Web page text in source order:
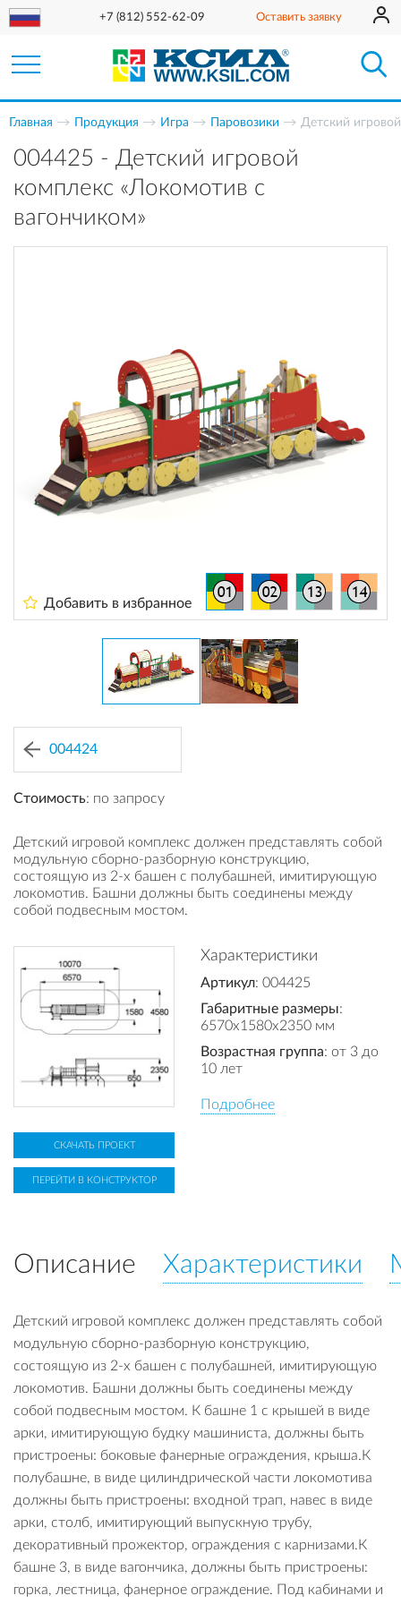
+7 (812) 552-62-09 Оставить заявку
Главная Продукция Игра Паровозики Детский
004425 - Детский игровой
комплекс «Локомотив c
вагончиком»
Добавить в избранное
004424
Стоимость: по запросу
Детский игровой комплекс должен представлять собой
модульную сборно-разборную конструкцию,
состоящую из 2-х башен с полубашней, имитирующую
локомотив. Башни должны быть соединены между
собой подвесным мостом.
Характеристики
Артикул: 004425
Габаритные размеры:
6570x1580x2350 мм
Возрастная группа: от 3 до
10 лет
Подробнее
СКАЧАТЬ ПРОЕКТ
ПЕРЕЙТИ В КОНСТРУКТОР
Описание Характеристики
Детский игровой комплекс должен представлять собой
модульную сборно-разборную конструкцию,
состоящую из 2-х башен с полубашней, имитирующую
локомотив. Башни должны быть соединены между
собой подвесным мостом. К башне 1 с крышей в виде
арки, имитирующую будку машиниста, должны быть
пристроены: боковые фанерные ограждения, крыша.К
полубашне, в виде цилиндрической части локомотива
должны быть пристроены: входной трап, навес в виде
арки, столб, имитирующий выпускную трубу,
декоративный прожектор, ограждения с карнизами.К
башне 3, в виде вагончика, должны быть пристроены:
горка, лестница, фанерное ограждение. Под кабинами и